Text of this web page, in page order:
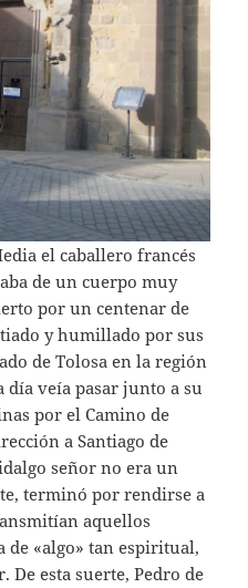
el caballero francés
de un cuerpo muy
por un centenar de
y humillado por sus
de Tolosa en la región
día veía pasar junto a su
por el Camino de
a Santiago de
señor no era un
terminó por rendirse a
aquellos
de «algo» tan espiritual,
esta suerte, Pedro de